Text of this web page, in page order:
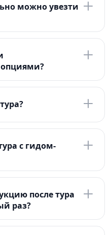
можно увезти
с гидом-
после тура
раз?